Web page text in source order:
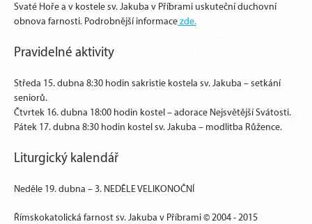
Svaté Hoře a v kostele sv. Jakuba v Příbrami uskuteční duchovní
obnova farnosti. Podrobnější informacezde.
Pravidelné aktivity
Středa 15. dubna 8:30 hodin sakristie kostela sv. Jakuba – setkání
seniorů.
Čtvrtek 16. dubna 18:00 hodin kostel – adorace Nejsvětější Svátosti.
Pátek 17. dubna 8:30 hodin kostel sv. Jakuba – modlitba Růžence.
Liturgický kalendář
Neděle 19. dubna – 3. NEDĚLE VELIKONOČNÍ
Římskokatolická farnost sv. Jakuba v Příbrami © 2004 - 2015